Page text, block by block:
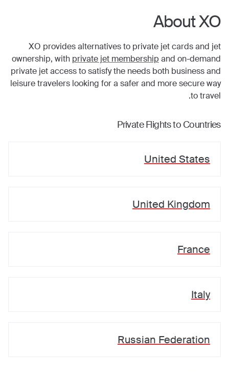
About XO
XO provides alternatives to private jet cards and jet
ownership, with private jet membership and on-demand
private jet access to satisfy the needs both business and
leisure travelers looking for a safer and more secure way
to travel.
Private Flights to Countries
United States
United Kingdom
France
Italy
Russian Federation